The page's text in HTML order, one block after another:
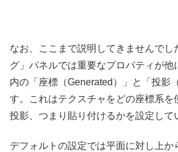
なお、ここまで説明してきませんでし
グ」パネルでは重要なプロパティが他
内の「座標（Generated）」と「投影
す。これはテクスチャをどの座標系を
投影、つまり貼り付けるかを設定して
デフォルトの設定では平面に対し上か